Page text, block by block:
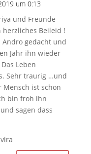
um 0:13
und Freunde
herzliches Beileid !
Andro gedacht und
Jahr ihn wieder
Leben
Sehr traurig …und
ist schon
bin froh ihn
sagen dass